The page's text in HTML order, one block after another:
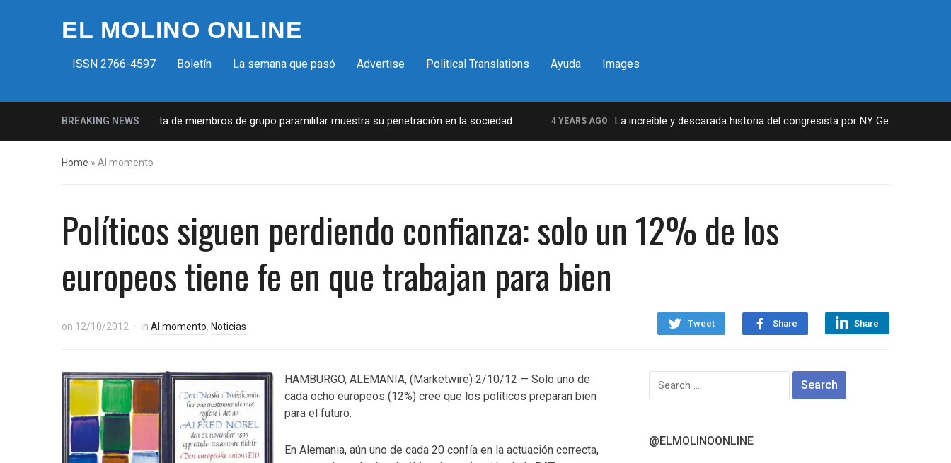
EL MOLINO ONLINE
ISSN 2766-4597 Boletín La semana que pasó Advertise Political Translations Ayuda Images
BREAKING NEWS
Milicias fascistas en EUA: Lista de miembros de grupo paramilitar muestra su penetración en la sociedad 4 YEARS AGO La increíble y descarada historia del congresista por NY George Santos
Home » Al momento
Políticos siguen perdiendo confianza: solo un 12% de los
europeos tiene fe en que trabajan para bien
Tweet Share Share
on 12/10/2012 in Al momento, Noticias
HAMBURGO, ALEMANIA, (Marketwire) 2/10/12 — Solo uno de
cada ocho europeos (12%) cree que los políticos preparan bien
para el futuro.
En Alemania, aún uno de cada 20 confía en la actuación correcta,
Search
for:
@ELMOLINOONLINE